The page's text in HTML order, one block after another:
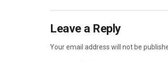
Leave a Reply
Your email address will not be